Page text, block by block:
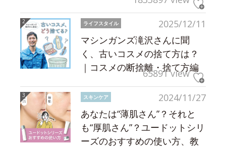
2025/12/11
ライフスタイル
マシンガンズ滝沢さんに聞
く、古いコスメの捨て方は？
｜コスメの断捨離・捨て方編
65891 view
2024/11/27
スキンケア
あなたは“薄肌さん”？それと
も“厚肌さん”？ユードットシリ
ーズのおすすめの使い方、教